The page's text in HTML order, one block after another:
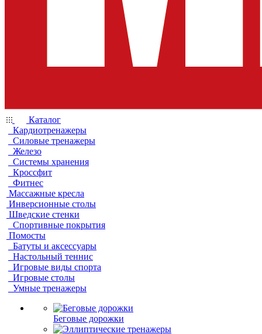
Каталог
Кардиотренажеры
Силовые тренажеры
Железо
Системы хранения
Кроссфит
Фитнес
Массажные кресла
Инверсионные столы
Шведские стенки
Спортивные покрытия
Помосты
Батуты и аксессуары
Настольный теннис
Игровые виды спорта
Игровые столы
Умные тренажеры
Беговые дорожки